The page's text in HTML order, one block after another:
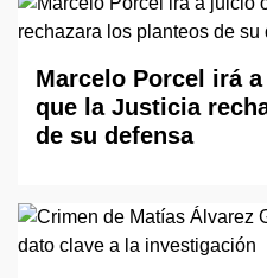
Marcelo Porcel irá
que la Justicia
de su defensa